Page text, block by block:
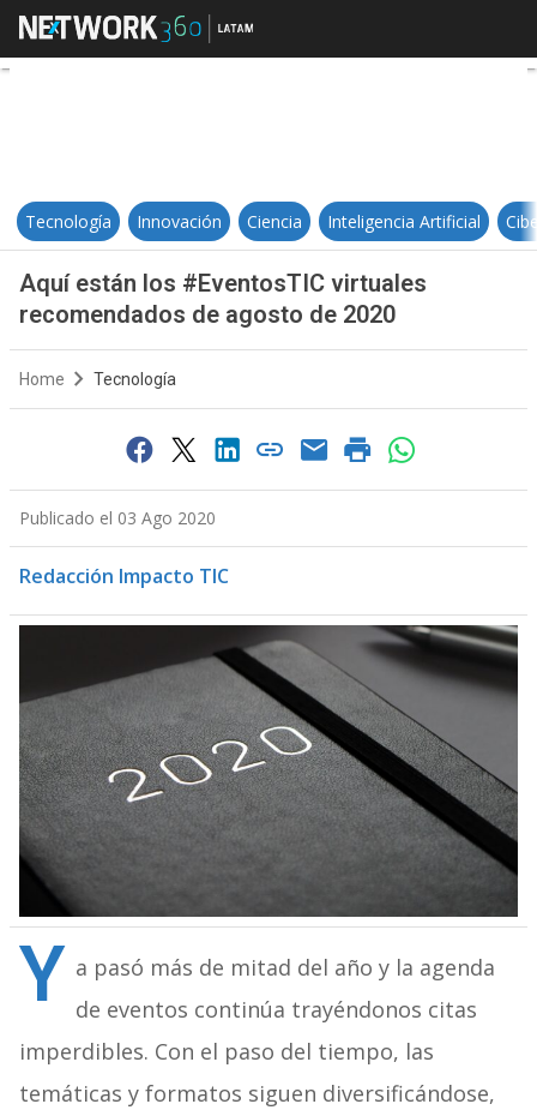
Aquí están los #EventosTIC
Tecnología Innovación Ciencia Inteligencia Artificial
Aquí están los #EventosTIC virtuales
recomendados de agosto de 2020
Home Tecnología
Publicado el 03 Ago 2020
Redacción Impacto TIC
Y a pasó más de mitad del año y la agenda
de eventos continúa trayéndonos citas
imperdibles. Con el paso del tiempo, las
temáticas y formatos siguen diversificándose,